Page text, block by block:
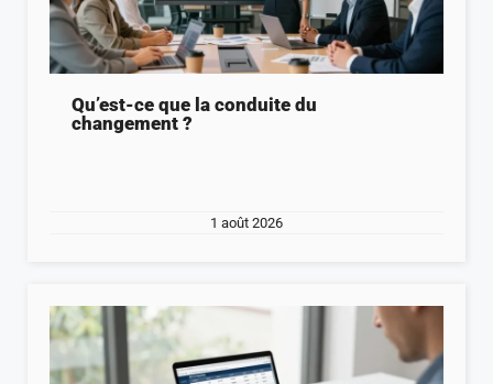
Qu’est-ce que la conduite du
changement ?
1 août 2026